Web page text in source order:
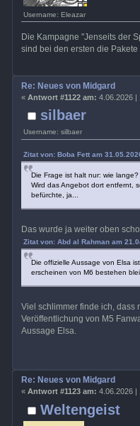
Username: Eleazar
Die Kampagne "Jenseits der
sind bei den ersten die Pakete
silbaer
Username: silbaer
Re: Neues von Midgard
« Antwort #1122 am: 4.06.2026 |
Zitat von: Boba Fett am
Die Frage ist halt nur: wie lange?
Wird das Angebot dort entfernt,
befürchte, ja...
Das wurde ja weiter oben
Zitat von: Abd al Rahman am
Die offizielle Aussage von Elsa
erscheinen von M6 bestehen
Viel schlimmer finde ich, dass
Veröffentlichung von M5
Aussage Elsa.
Weltengeist
Re: Neues von Midgard
« Antwort #1123 am: 4.06.2026 |